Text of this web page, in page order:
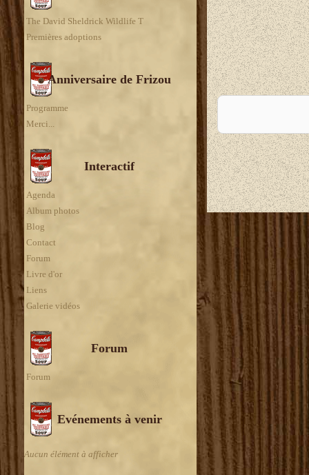
The David Sheldrick Wildlife T
Premières adoptions
Anniversaire de Frizou
Programme
Merci...
Interactif
Agenda
Album photos
Blog
Contact
Forum
Livre d'or
Liens
Galerie vidéos
Forum
Forum
Evénements à venir
Aucun élément à afficher